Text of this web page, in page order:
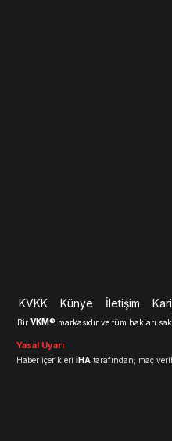
KVKK Künye İletişim
Bir VKM® markasıdır ve tüm hakları
Yasal Uyarı
Haber içerikleri İHA tarafından; maç